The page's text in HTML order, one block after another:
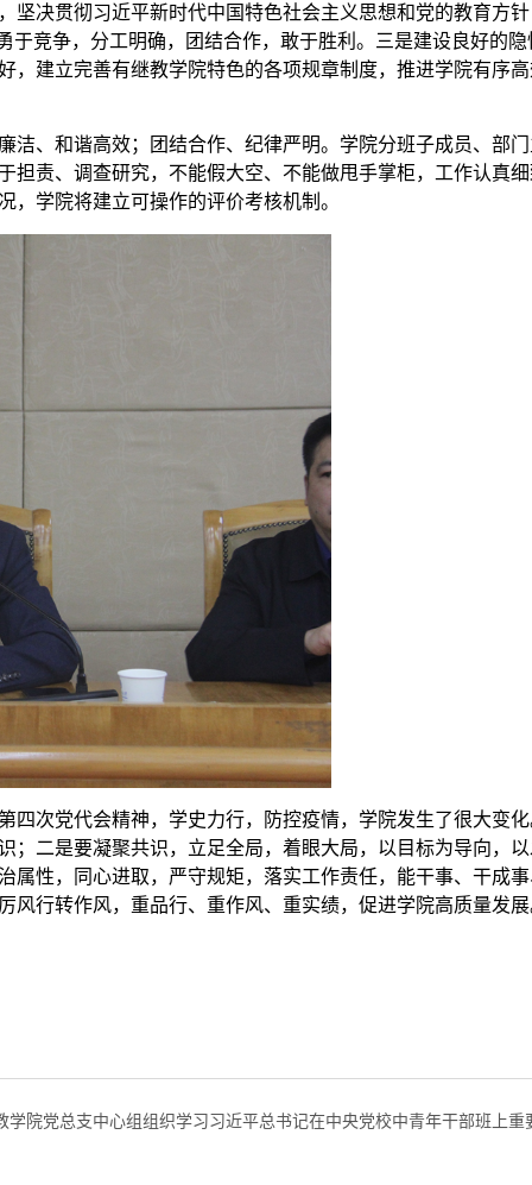
坚决贯彻习近平新时代中国特色社会主义思想和党的教育方
于竞争，分工明确，团结合作，敢于胜利。三是建设良好的隐
，建立完善有继教学院特色的各项规章制度，推进学院有序
洁、和谐高效；团结合作、纪律严明。学院分班子成员、部
担责、调查研究，不能假大空、不能做甩手掌柜，工作认真
学院将建立可操作的评价考核机制。
四次党代会精神，学史力行，防控疫情，学院发生了很大变
；二是要凝聚共识，立足全局，着眼大局，以目标为导向，
属性，同心进取，严守规矩，落实工作责任，能干事、干成
风行转作风，重品行、重作风、重实绩，促进学院高质量发
学院党总支中心组组织学习习近平总书记在中央党校中青年干部班上重